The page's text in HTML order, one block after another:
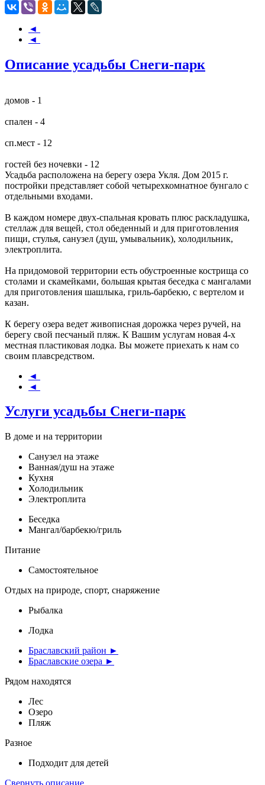
◄
◄
Описание усадьбы Снеги-парк
домов - 1
спален - 4
сп.мест - 12
гостей без ночевки - 12
Усадьба расположена на берегу озера Укля. Дом 2015 г.
постройки представляет собой четырехкомнатное бунгало с
отдельными входами.
В каждом номере двух-спальная кровать плюс раскладушка,
стеллаж для вещей, стол обеденный и для приготовления
пищи, стулья, санузел (душ, умывальник), холодильник,
электроплита.
На придомовой территории есть обустроенные кострища со
столами и скамейками, большая крытая беседка с мангалами
для приготовления шашлыка, гриль-барбекю, с вертелом и
казан.
К берегу озера ведет живописная дорожка через ручей, на
берегу свой песчаный пляж. К Вашим услугам новая 4-х
местная пластиковая лодка. Вы можете приехать к нам со
своим плавсредством.
◄
◄
Услуги усадьбы Снеги-парк
В доме и на территории
Санузел на этаже
Ванная/душ на этаже
Кухня
Холодильник
Электроплита
Беседка
Мангал/барбекю/гриль
Питание
Самостоятельное
Отдых на природе, спорт, снаряжение
Рыбалка
Лодка
Браславский район ►
Браславские озера ►
Рядом находятся
Лес
Озеро
Пляж
Разное
Подходит для детей